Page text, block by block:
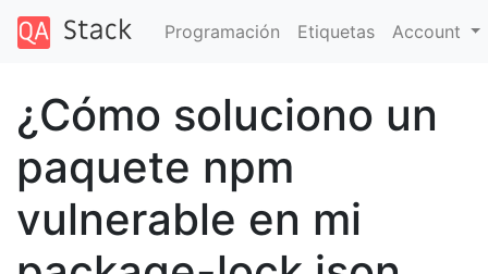
Programación Etiquetas Account
¿Cómo soluciono un
paquete npm
vulnerable en mi